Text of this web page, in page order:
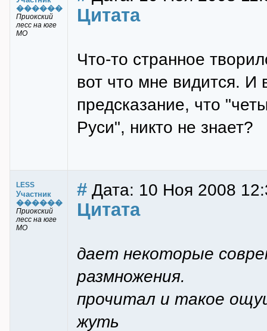
������
Приокский
лесс на юге
МО
Цитата
Что-то странное
вот что мне видится. И
предсказание, что
Руси", никто не знает?
LESS
Участник
������
Приокский
лесс на юге
МО
# Дата: 10 Ноя 2008
Цитата
дает некоторые
размножения.
прочитал и такое
жуть